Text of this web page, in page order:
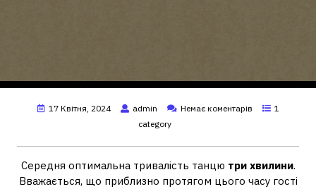
17 Квітня, 2024 admin Немає коментарів
1
category
Середня оптимальна тривалість танцю три хвилини.
Вважається, що приблизно протягом цього часу гості